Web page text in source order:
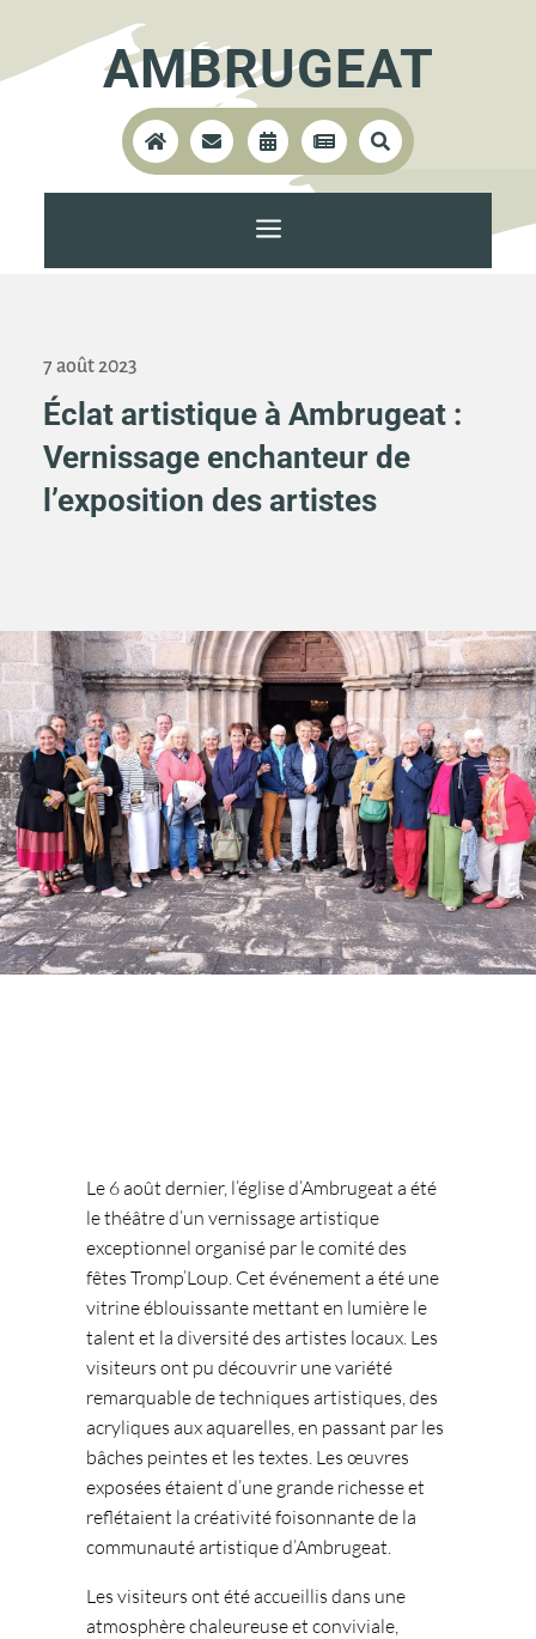
AMBRUGEAT
    
a
7 août 2023
Éclat artistique à Ambrugeat :
Vernissage enchanteur de
l’exposition des artistes
Le 6 août dernier, l’église d’Ambrugeat a été
le théâtre d’un vernissage artistique
exceptionnel organisé par le comité des
fêtes Tromp’Loup. Cet événement a été une
vitrine éblouissante mettant en lumière le
talent et la diversité des artistes locaux. Les
visiteurs ont pu découvrir une variété
remarquable de techniques artistiques, des
acryliques aux aquarelles, en passant par les
bâches peintes et les textes. Les œuvres
exposées étaient d’une grande richesse et
reflétaient la créativité foisonnante de la
communauté artistique d’Ambrugeat.
Les visiteurs ont été accueillis dans une
atmosphère chaleureuse et conviviale,